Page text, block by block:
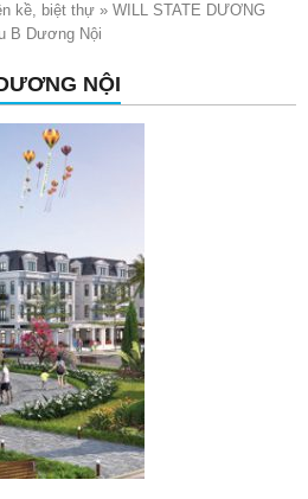
kề, biệt thự » WILL STATE DƯƠNG
B Dương Nội
NỘI